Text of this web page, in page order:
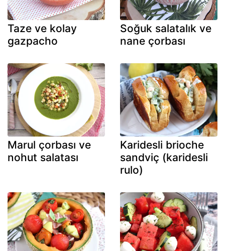
Taze ve kolay
gazpacho
Soğuk salatalık ve
nane çorbası
Marul çorbası ve
nohut salatası
Karidesli brioche
sandviç (karidesli
rulo)